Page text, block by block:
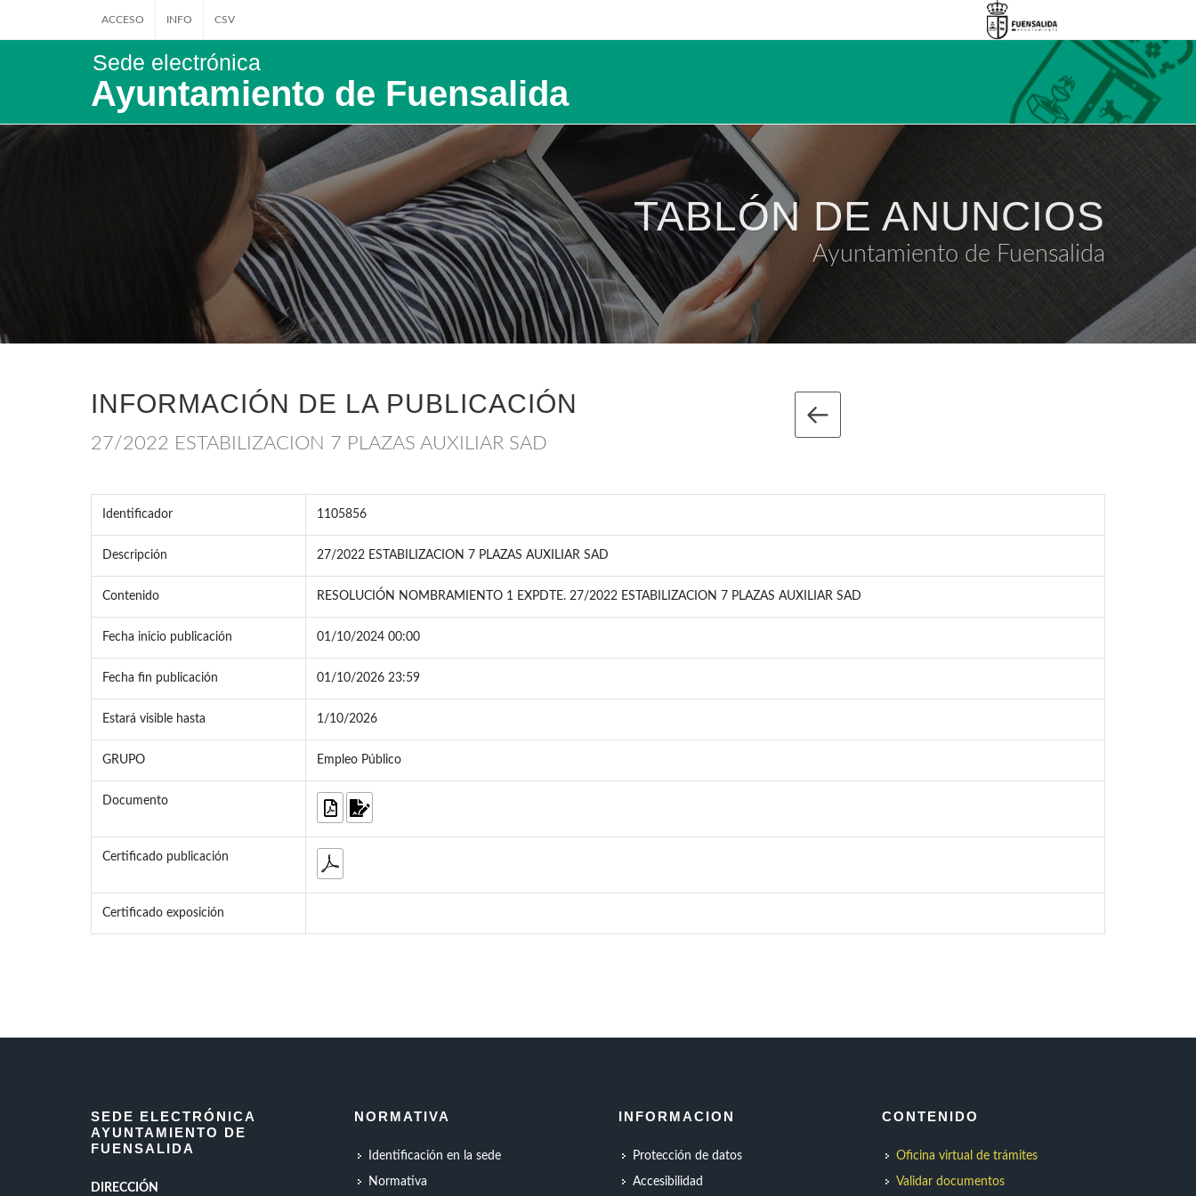
ACCESO INFO CSV
Sede electrónica
Ayuntamiento de Fuensalida
TABLÓN DE ANUNCIOS
Ayuntamiento de Fuensalida
INFORMACIÓN DE LA PUBLICACIÓN
27/2022 ESTABILIZACION 7 PLAZAS AUXILIAR SAD
Identificador 1105856
Descripción 27/2022 ESTABILIZACION 7 PLAZAS AUXILIAR SAD
Contenido RESOLUCIÓN NOMBRAMIENTO 1 EXPDTE. 27/2022 ESTABILIZACION 7 PLAZAS AUXILIAR SAD
Fecha inicio publicación 01/10/2024 00:00
Fecha fin publicación 01/10/2026 23:59
Estará visible hasta 1/10/2026
GRUPO Empleo Público
Documento
Certificado publicación
Certificado exposición
SEDE ELECTRÓNICA
AYUNTAMIENTO DE
FUENSALIDA
DIRECCIÓN
NORMATIVA
Identificación en la sede
Normativa
INFORMACION
Protección de datos
Accesibilidad
CONTENIDO
Oficina virtual de trámites
Validar documentos